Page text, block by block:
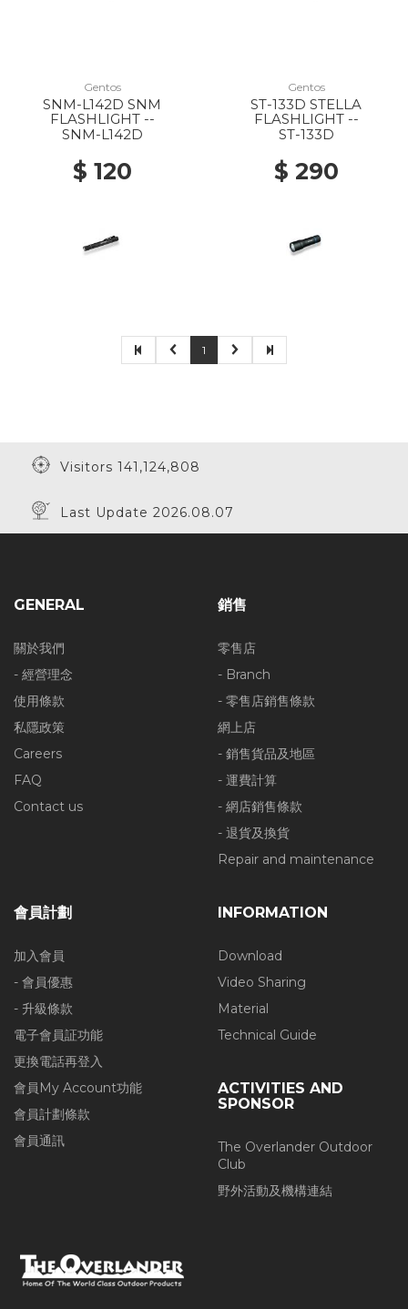
Gentos
SNM-L142D SNM
FLASHLIGHT --
SNM-L142D
$ 120
Gentos
ST-133D STELLA
FLASHLIGHT --
ST-133D
$ 290
1
Visitors 141,124,808
Last Update 2026.08.07
GENERAL
關於我們
- 經營理念
使用條款
私隱政策
Careers
FAQ
Contact us
銷售
零售店
- Branch
- 零售店銷售條款
網上店
- 銷售貨品及地區
- 運費計算
- 網店銷售條款
- 退貨及換貨
Repair and maintenance
會員計劃
加入會員
- 會員優惠
- 升級條款
電子會員証功能
更換電話再登入
會員My Account功能
會員計劃條款
會員通訊
INFORMATION
Download
Video Sharing
Material
Technical Guide
ACTIVITIES AND
SPONSOR
The Overlander Outdoor
Club
野外活動及機構連結